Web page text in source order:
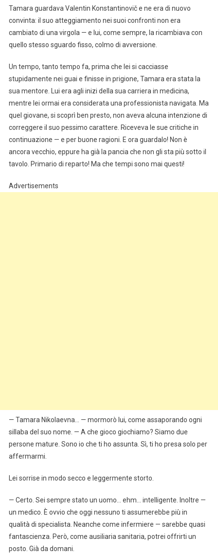
Tamara guardava Valentin Konstantinovič e ne era di nuovo
convinta: il suo atteggiamento nei suoi confronti non era
cambiato di una virgola — e lui, come sempre, la ricambiava con
quello stesso sguardo fisso, colmo di avversione.
Un tempo, tanto tempo fa, prima che lei si cacciasse
stupidamente nei guai e finisse in prigione, Tamara era stata la
sua mentore. Lui era agli inizi della sua carriera in medicina,
mentre lei ormai era considerata una professionista navigata. Ma
quel giovane, si scoprì ben presto, non aveva alcuna intenzione di
correggere il suo pessimo carattere. Riceveva le sue critiche in
continuazione — e per buone ragioni. E ora guardalo! Non è
ancora vecchio, eppure ha già la pancia che non gli sta più sotto il
tavolo. Primario di reparto! Ma che tempi sono mai questi!
Advertisements
— Tamara Nikolaevna… — mormorò lui, come assaporando ogni
sillaba del suo nome. — A che gioco giochiamo? Siamo due
persone mature. Sono io che ti ho assunta. Sì, ti ho presa solo per
affermarmi.
Lei sorrise in modo secco e leggermente storto.
— Certo. Sei sempre stato un uomo… ehm… intelligente. Inoltre —
un medico. È ovvio che oggi nessuno ti assumerebbe più in
qualità di specialista. Neanche come infermiere — sarebbe quasi
fantascienza. Però, come ausiliaria sanitaria, potrei offrirti un
posto. Già da domani.